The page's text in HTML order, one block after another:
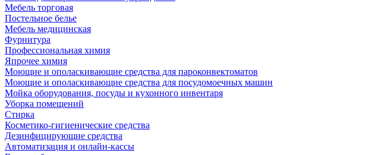
Мебель торговая
Постельное белье
Мебель медицинская
Фурнитура
Профессиональная химия
Япрочее химия
Моющие и ополаскивающие средства для пароконвектоматов
Моющие и ополаскивающие средства для посудомоечных машин
Мойка оборудования, посуды и кухонного инвентаря
Уборка помещений
Стирка
Косметико-гигиенические средства
Дезинфицирующие средства
Автоматизация и онлайн-кассы